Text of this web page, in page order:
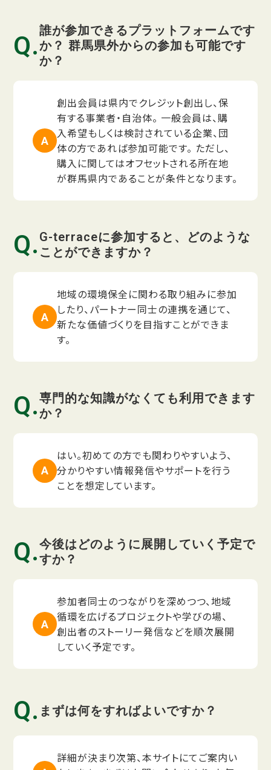
誰が参加できるプラットフォームです
か？ 群馬県外からの参加も可能です
か？
創出会員は県内でクレジット創出し、保
有する事業者・自治体。 一般会員は、購
入希望もしくは検討されている企業、団
体の方であれば参加可能です。 ただし、
購入に関してはオフセットされる所在地
が群馬県内であることが条件となります。
G-terraceに参加すると、どのような
ことができますか？
地域の環境保全に関わる取り組みに参加
したり、パートナー同士の連携を通じて、
新たな価値づくりを目指すことができま
す。
専門的な知識がなくても利用できます
か？
はい。初めての方でも関わりやすいよう、
分かりやすい情報発信やサポートを行う
ことを想定しています。
今後はどのように展開していく予定で
すか？
参加者同士のつながりを深めつつ、地域
循環を広げるプロジェクトや学びの場、
創出者のストーリー発信などを順次展開
していく予定です。
まずは何をすればよいですか？
詳細が決まり次第、本サイトにてご案内い